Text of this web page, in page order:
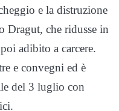
e la distruzione
Dragut, che ridusse in
adibito a carcere.
e convegni ed è
del 3 luglio con